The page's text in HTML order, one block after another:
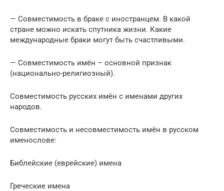
— Совместимость в браке с иностранцем. В какой
стране можно искать спутника жизни. Какие
международные браки могут быть счастливыми.
— Совместимость имён – основной признак
(национально-религиозный).
Совместимость русских имён с именами других
народов.
Совместимость и несовместимость имён в русском
именослове:
Библейские (еврейские) имена
Греческие имена